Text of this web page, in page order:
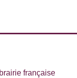
française